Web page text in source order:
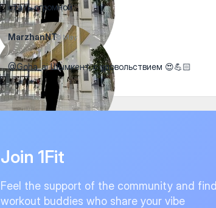
стать огромной
MarzhanNT5 May
@Goha_ai Шымкент, с удовольствием 😍💪🏻
Join 1Fit
Feel the support of the community and find
workout buddies who share your vibe